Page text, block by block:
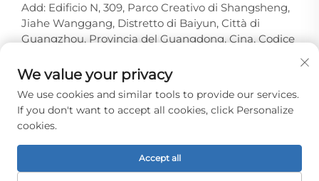
Add: Edificio N, 309, Parco Creativo di Shangsheng,
Jiahe Wanggang, Distretto di Baiyun, Città di
Guangzhou, Provincia del Guangdong, Cina, Codice
Tel:+86-18925123039
E-mail:[email protected]
Copyright © 2026 Guangzhou Hongqiao Thread
Industry Co.,Ltd. Tutti i diritti riservati. -
We value your privacy
We use cookies and similar tools to provide our services.
If you don't want to accept all cookies, click Personalize
cookies.
Accept all